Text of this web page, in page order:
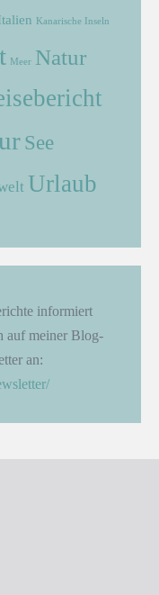
Kanarische Inseln
Meer Natur
See
Urlaub
informiert
auf meiner Blog-
an: